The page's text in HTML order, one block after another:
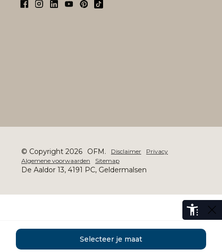
Selecteer je maat
© Copyright 2026 OFM. Disclaimer
Privacy
Algemene voorwaarden
Sitemap
De Aaldor 13, 4191 PC, Geldermalsen